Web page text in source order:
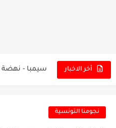
أخر الاخبار
نجومنا التونسية